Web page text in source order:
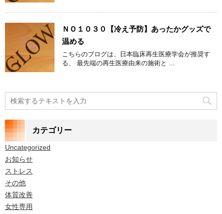
ＮＯ１０３０【冷え予防】あったかグッズで
温める
こちらのブログは、日本臨床再生医療学会が推奨す
る、 最先端の再生医療由来の施術と ...
カテゴリー
Uncategorized
お知らせ
ストレス
その他
体質改善
女性専用